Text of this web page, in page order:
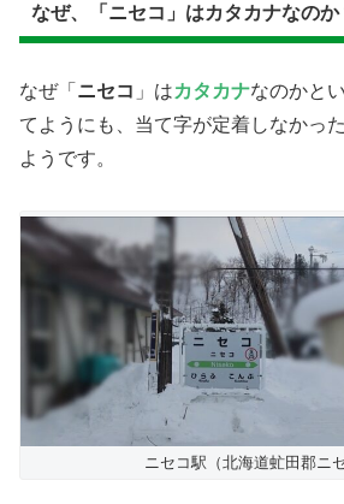
なぜ、「ニセコ」はカタカナなのか
なぜ「 ニセコ 」はカタカナなのかと
てようにも、当て字が定着しなかっ
ようです。
ニセコ駅（北海道虻田郡ニ